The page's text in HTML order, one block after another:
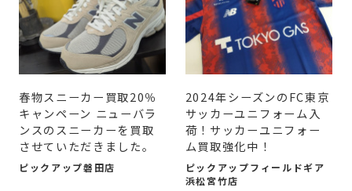
春物スニーカー買取20％
キャンペーン ニューバラ
ンスのスニーカーを買取
させていただきました。
ピックアップ磐田店
2024年シーズンのFC東京
サッカーユニフォーム入
荷！サッカーユニフォー
ム買取強化中！
ピックアップフィールドギア
浜松宮竹店